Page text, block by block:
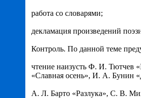
работа со словарями;
декламация произведений
Контроль. По данной теме
чтение наизусть Ф. И. Тютчев
«Славная осень», И. А. Бунин
А. Л. Барто «Разлука», С. В.